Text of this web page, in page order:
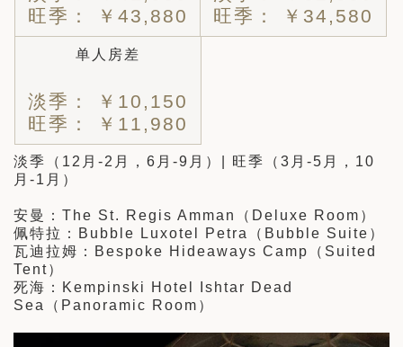
旺季： ￥43,880
旺季： ￥34,580
单人房差
淡季： ￥10,150
旺季： ￥11,980
淡季（12月-2月，6月-9月）| 旺季（3月-5月，10
月-1月）
安曼：The St. Regis Amman（Deluxe Room）
佩特拉：Bubble Luxotel Petra（Bubble Suite）
瓦迪拉姆：Bespoke Hideaways Camp（Suited
Tent）
死海：Kempinski Hotel Ishtar Dead
Sea（Panoramic Room）